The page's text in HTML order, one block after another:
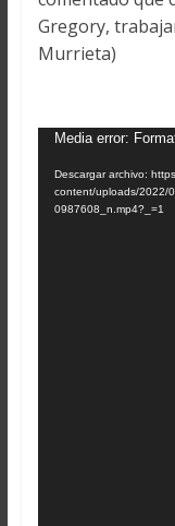
Gregory,
Murrieta)
Reproductor
de
vídeo
Media error:
Descargar archivo:
content/uploads/2022/
0987608_n.mp4?_=1